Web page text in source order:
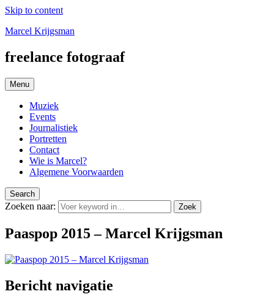
Skip to content
Marcel Krijgsman
freelance fotograaf
Menu
Muziek
Events
Journalistiek
Portretten
Contact
Wie is Marcel?
Algemene Voorwaarden
Search
Zoeken naar: Zoek
Paaspop 2015 – Marcel Krijgsman
Bericht navigatie